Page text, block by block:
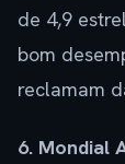
de 4,9
bom
reclamam
6. Mondial